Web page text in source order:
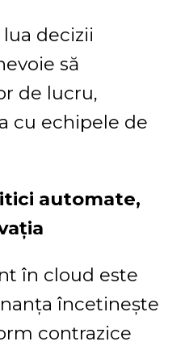
decizii
să
de lucru,
cu echipele de
automate,
în cloud este
încetinește
contrazice